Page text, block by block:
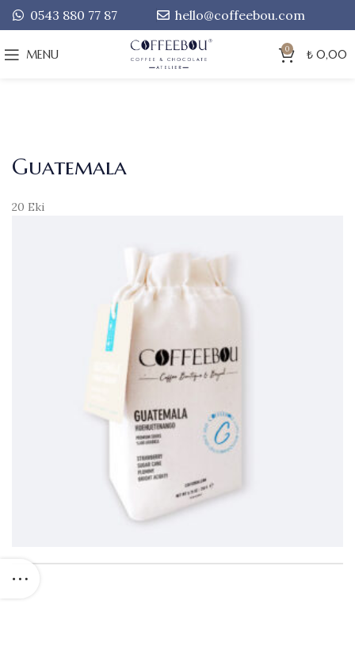
0543 880 77 87 hello@coffeebou.com
MENU 0 ₺ 0,00
Guatemala
20 Eki